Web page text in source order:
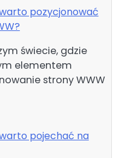
pozycjonować
świecie, gdzie
elementem
strony WWW
pojechać na